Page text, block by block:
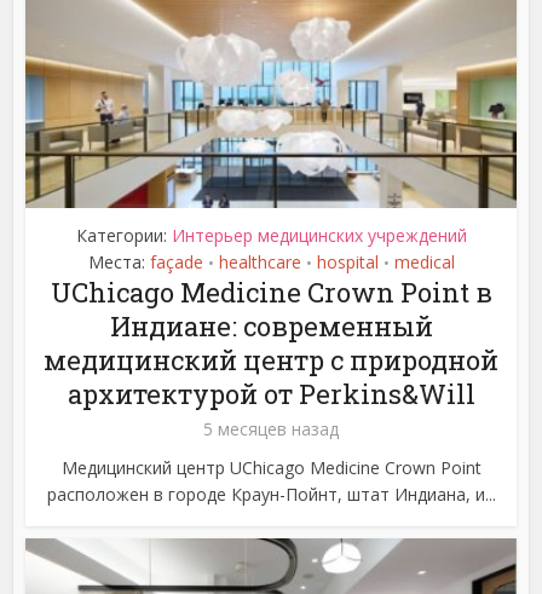
Категории: Интерьер медицинских учреждений
Места: façade • healthcare • hospital • medical
UChicago Medicine Crown Point в
Индиане: современный
медицинский центр с природной
архитектурой от Perkins&Will
5 месяцев назад
Медицинский центр UChicago Medicine Crown Point
расположен в городе Краун-Пойнт, штат Индиана, и...